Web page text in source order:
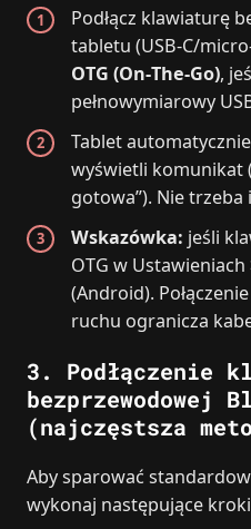
Podłącz klawiaturę
tabletu (USB‑C/
OTG (On‑The‑Go),
pełnowymiarowy
Tablet
wyświetli komunikat
gotowa”). Nie
Wskazówka: jeśli
OTG w Ustawieniach
(Android).
ruchu ogranicza
3. Podłączenie
bezprzewodowej
(najczęstsza
Aby sparować
wykonaj następujące